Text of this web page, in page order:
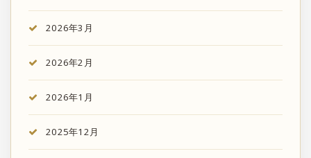
2026年3月
2026年2月
2026年1月
2025年12月